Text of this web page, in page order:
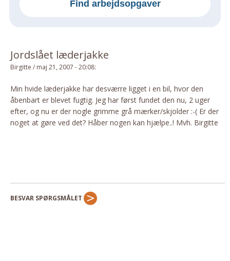
HANDYMAN
Tips Og Tricks
Kemi
Andet
Båd
Find arbejdsopgaver
Jordslået læderjakke
Birgitte / maj 21, 2007 - 20:08:
Min hvide læderjakke har desværre ligget i en bil, hvor den
åbenbart er blevet fugtig. Jeg har først fundet den nu, 2 uger
efter, og nu er der nogle grimme grå mærker/skjolder :-( Er der
noget at gøre ved det? Håber nogen kan hjælpe..! Mvh. Birgitte
BESVAR SPØRGSMÅLET